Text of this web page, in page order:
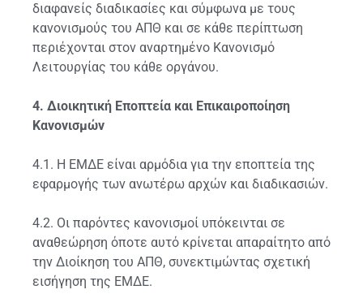
διαφανείς διαδικασίες και σύμφωνα με τους
κανονισμούς του ΑΠΘ και σε κάθε περίπτωση
περιέχονται στον αναρτημένο Κανονισμό
Λειτουργίας του κάθε οργάνου.
4. Διοικητική Εποπτεία και Επικαιροποίηση
Κανονισμών
4.1. Η ΕΜΔΕ είναι αρμόδια για την εποπτεία της
εφαρμογής των ανωτέρω αρχών και διαδικασιών.
4.2. Οι παρόντες κανονισμοί υπόκεινται σε
αναθεώρηση όποτε αυτό κρίνεται απαραίτητο από
την Διοίκηση του ΑΠΘ, συνεκτιμώντας σχετική
εισήγηση της ΕΜΔΕ.